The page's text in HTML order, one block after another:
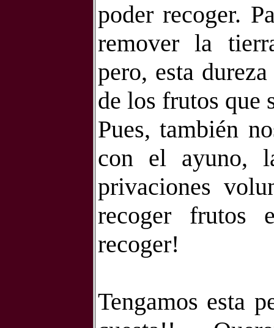
poder recoger.
remover la
pero, esta
de los frutos que
Pues, también
con el ayuno,
privaciones
recoger frutos
recoger!
Tengamos esta